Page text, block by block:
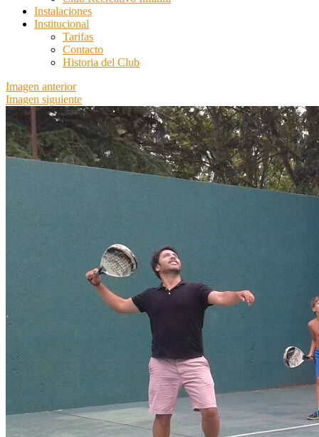
Instalaciones
Institucional
Tarifas
Contacto
Historia del Club
Imagen anterior
Imagen siguiente